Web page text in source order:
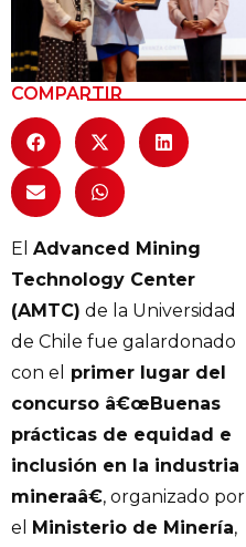
COMPARTIR
El Advanced Mining
Technology Center
(AMTC) de la Universidad
de Chile fue galardonado
con el
primer lugar del
concurso â€œBuenas
prácticas de equidad e
inclusión en la industria
mineraâ€, organizado por
el Ministerio de Minería,